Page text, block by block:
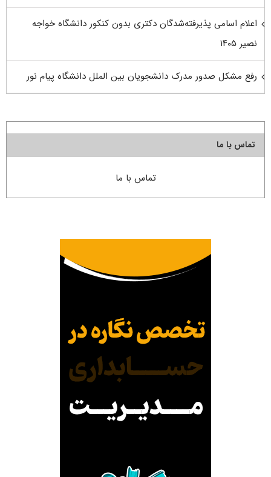
اعلام اسامی پذیرفته‌شدگان دکتری بدون کنکور دانشگاه خواجه
نصیر ۱۴۰۵
رفع مشکل صدور مدرک دانشجویان بین الملل دانشگاه پیام نور
تماس با ما
تماس با ما